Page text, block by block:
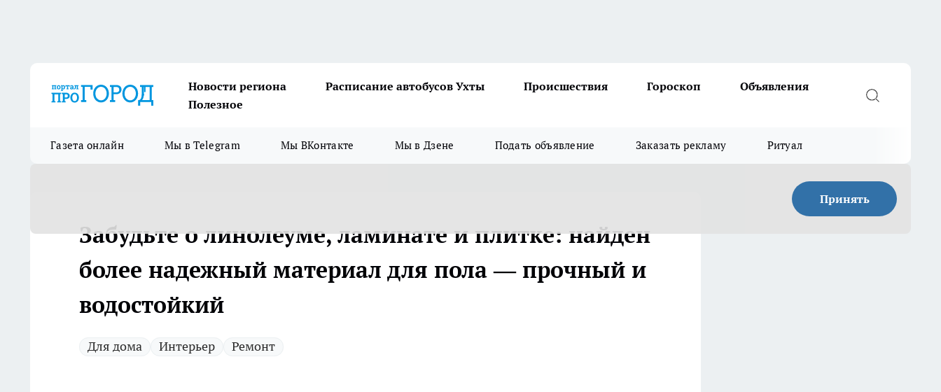
Новости региона Расписание автобусов Ухты Происшествия Гороскоп
Объявления
Полезное
Газета онлайн Мы в Telegram Мы ВКонтакте Мы в Дзене Подать объявление Заказать рекламу Ритуал
Принять
Забудьте о линолеуме, ламинате и плитке: найден
более надежный материал для пола — прочный и
водостойкий
Для дома Интерьер Ремонт